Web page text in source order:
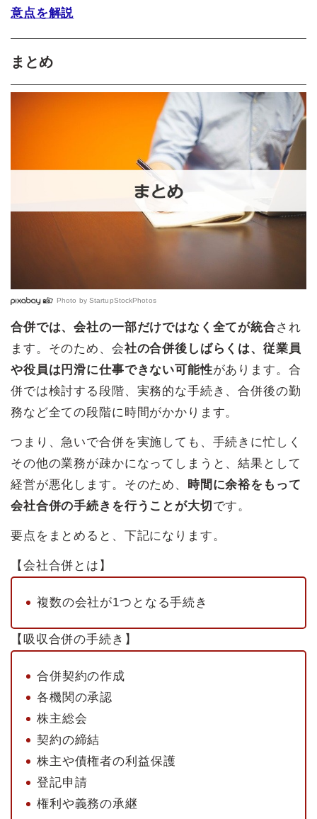
意点を解説
まとめ
Photo by StartupStockPhotos
合併では、会社の一部だけではなく全てが統合され
ます。そのため、会社の合併後しばらくは、従業員
や役員は円滑に仕事できない可能性があります。合
併では検討する段階、実務的な手続き、合併後の勤
務など全ての段階に時間がかかります。
つまり、急いで合併を実施しても、手続きに忙しく
その他の業務が疎かになってしまうと、結果として
経営が悪化します。そのため、 時間に余裕をもって
会社合併の手続きを行うことが大切 です。
要点をまとめると、下記になります。
【会社合併とは】
複数の会社が1つとなる手続き
【吸収合併の手続き】
合併契約の作成
各機関の承認
株主総会
契約の締結
株主や債権者の利益保護
登記申請
権利や義務の承継